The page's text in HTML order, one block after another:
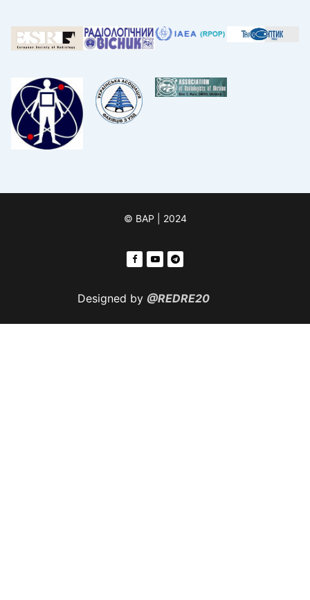
© ВАР | 2024
Designed by @REDRE20